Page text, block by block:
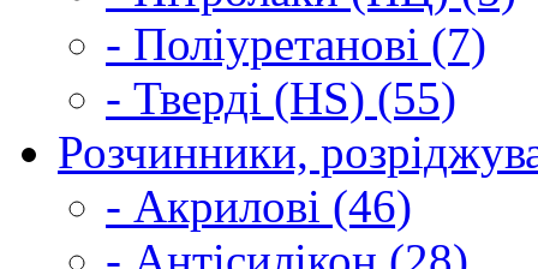
- Поліуретанові (7)
- Тверді (HS) (55)
Розчинники,
- Акрилові (46)